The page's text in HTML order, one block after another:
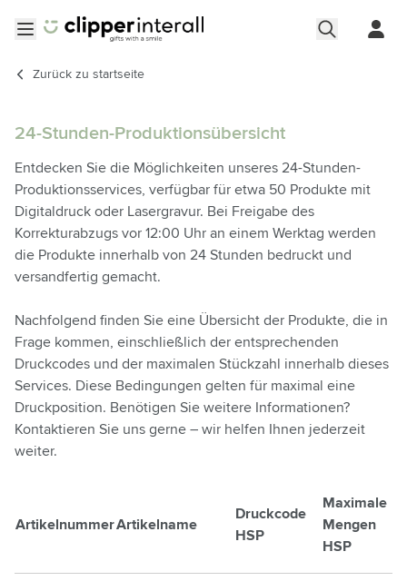
Zurück zu startseite
24-Stunden-Produktionsübersicht
Entdecken Sie die Möglichkeiten unseres 24-Stunden-
Produktionsservices, verfügbar für etwa 50 Produkte mit
Digitaldruck oder Lasergravur. Bei Freigabe des
Korrekturabzugs vor 12:00 Uhr an einem Werktag werden
die Produkte innerhalb von 24 Stunden bedruckt und
versandfertig gemacht.
Nachfolgend finden Sie eine Übersicht der Produkte, die in
Frage kommen, einschließlich der entsprechenden
Druckcodes und der maximalen Stückzahl innerhalb dieses
Services. Diese Bedingungen gelten für maximal eine
Druckposition. Benötigen Sie weitere Informationen?
Kontaktieren Sie uns gerne – wir helfen Ihnen jederzeit
weiter.
ArtikelnummerArtikelname
Druckcode
HSP
Maximale
Mengen
HSP